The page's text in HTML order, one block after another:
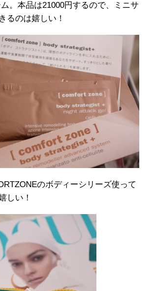
。本品は21000円するので、ミニサ
るのは嬉しい！
のボディーシリーズ使って
しい！